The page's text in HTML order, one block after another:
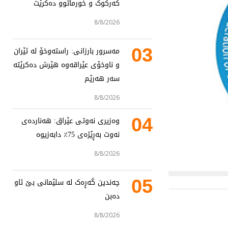
کەرکوک و خورماتوو دەکرێت
8/8/2026
03
مەسرور بارزانی: راستەوخۆ لە ئێران
و ناوخۆی عێراقەوە هێرش دەکرێتە
سەر هەرێم
8/8/2026
04
وەزیری نەوتی عێراق: هەناردەی
نەوت بەڕێژەی 75٪ دابەزیوە
8/8/2026
05
چەندین گەڕەک لە سلێمانی بێ ئاو
دەبن
8/8/2026